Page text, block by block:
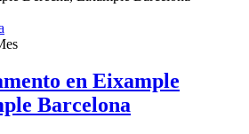
en Eixample
Barcelona